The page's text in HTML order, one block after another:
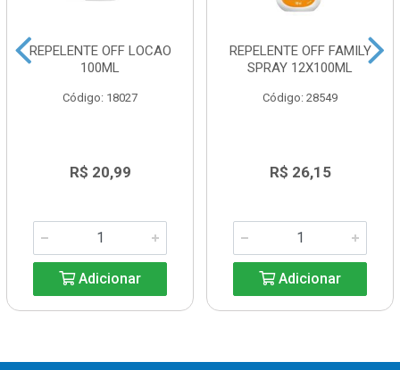
REPELENTE OFF LOCAO
100ML
Código: 18027
R$ 20,99
Adicionar
REPELENTE OFF FAMILY
SPRAY 12X100ML
Código: 28549
R$ 26,15
Adicionar